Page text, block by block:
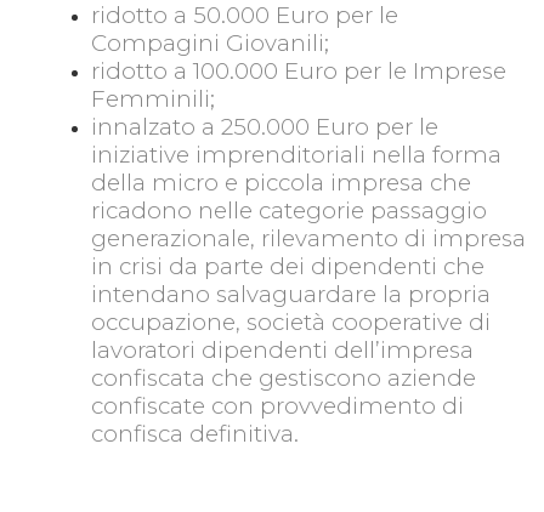
ridotto a 50.000 Euro per le
Compagini Giovanili;
ridotto a 100.000 Euro per le Imprese
Femminili;
innalzato a 250.000 Euro per le
iniziative imprenditoriali nella forma
della micro e piccola impresa che
ricadono nelle categorie passaggio
generazionale, rilevamento di impresa
in crisi da parte dei dipendenti che
intendano salvaguardare la propria
occupazione, società cooperative di
lavoratori dipendenti dell’impresa
confiscata che gestiscono aziende
confiscate con provvedimento di
confisca definitiva.